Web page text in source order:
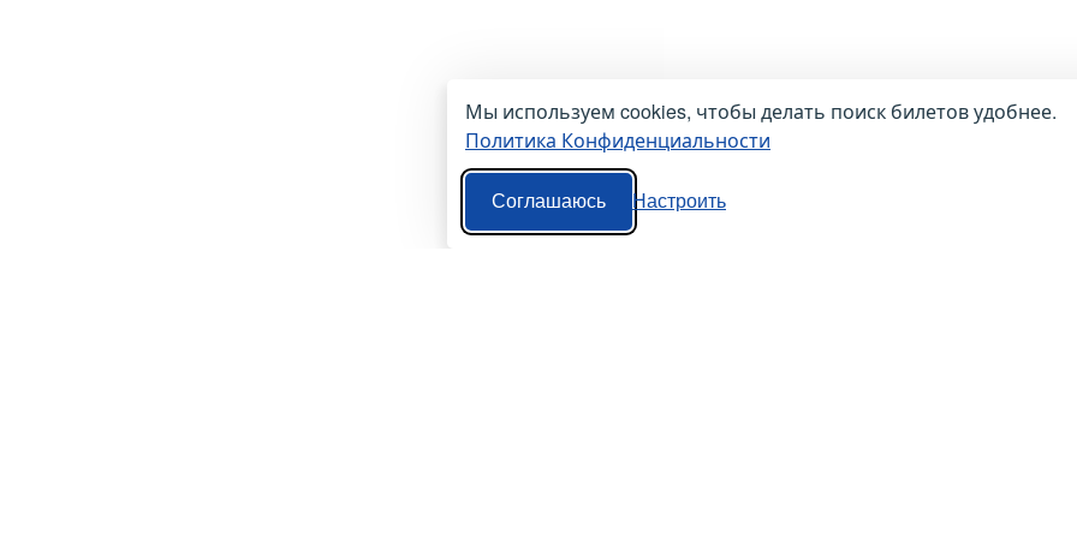
Мы используем cookies, чтобы делать поиск билетов удобнее.
Политика Конфиденциальности
Соглашаюсь Настроить